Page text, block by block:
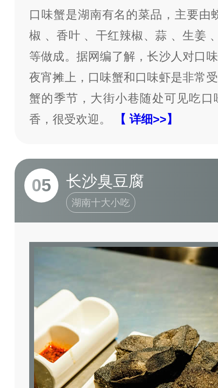
口味蟹是湖南有名的菜品，主要由
椒 、香叶 、干红辣椒、蒜 、生姜
等做成。据网编了解，长沙人对口
夜宵摊上，口味蟹和口味虾是非常
蟹的季节，大街小巷随处可见吃
香，很受欢迎。
【 详细>>】
05 长沙臭豆腐
湖南十大小吃